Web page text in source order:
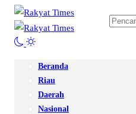
Beranda
Riau
Daerah
Nasional